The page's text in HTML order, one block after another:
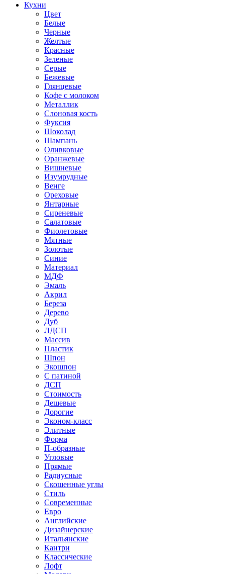
Кухни
Цвет
Белые
Черные
Желтые
Красные
Зеленые
Серые
Бежевые
Глянцевые
Кофе с молоком
Металлик
Слоновая кость
Фуксия
Шоколад
Шампань
Оливковые
Оранжевые
Вишневые
Изумрудные
Венге
Ореховые
Янтарные
Сиреневые
Салатовые
Фиолетовые
Мятные
Золотые
Синие
Материал
МДФ
Эмаль
Акрил
Береза
Дерево
Дуб
ЛДСП
Массив
Пластик
Шпон
Экошпон
С патиной
ДСП
Стоимость
Дешевые
Дорогие
Эконом-класс
Элитные
Форма
П-образные
Угловые
Прямые
Радиусные
Скошенные углы
Стиль
Современные
Евро
Английские
Дизайнерские
Итальянские
Кантри
Классические
Лофт